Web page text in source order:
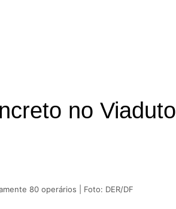
no Viaduto
80 operários | Foto: DER/DF